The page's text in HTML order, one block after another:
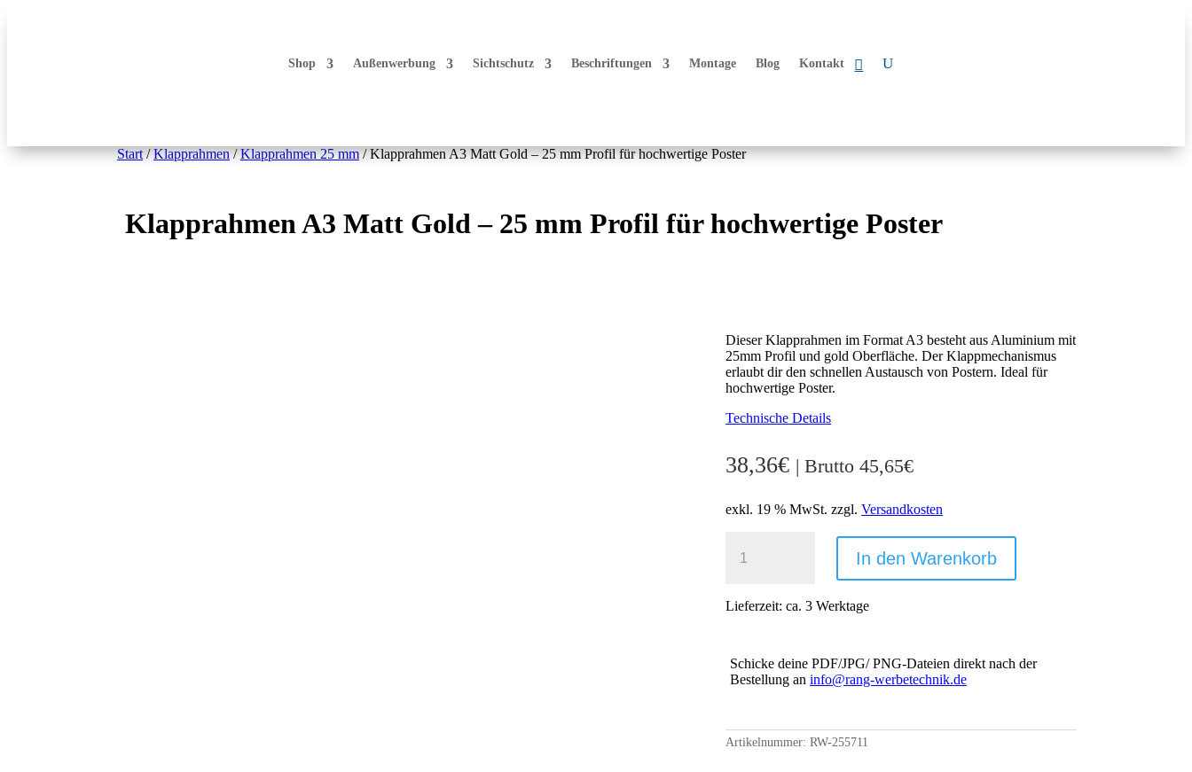
Shop Außenwerbung Sichtschutz Beschriftungen Montage Blog Kontakt
Start/Klapprahmen/Klapprahmen 25 mm/ Klapprahmen A3 Matt Gold – 25 mm Profil für hochwertige Poster
Klapprahmen A3 Matt Gold – 25 mm Profil für hochwertige Poster
Dieser Klapprahmen im Format A3 besteht aus Aluminium mit
25mm Profil und gold Oberfläche. Der Klappmechanismus
erlaubt dir den schnellen Austausch von Postern. Ideal für
hochwertige Poster.
Technische Details
38,36€ | Brutto45,65€
exkl. 19 % MwSt. zzgl.Versandkosten
A3
-
FÜR
HOCHWERTIGE
In den Warenkorb
Lieferzeit:ca. 3 Werktage
Schicke deine PDF/JPG/ PNG-Dateien direkt nach der
Bestellung aninfo@rang-werbetechnik.de
Artikelnummer:RW-255711